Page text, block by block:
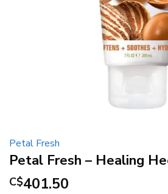
Petal Fresh
Petal Fresh – Healing
C$401.50